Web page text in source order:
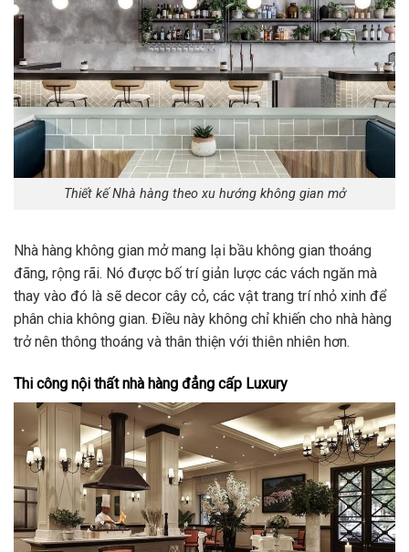
Thiết kế Nhà hàng theo xu hướng không gian mở
Nhà hàng không gian mở mang lại bầu không gian thoáng
đãng, rộng rãi. Nó được bố trí giản lược các vách ngăn mà
thay vào đó là sẽ decor cây cỏ, các vật trang trí nhỏ xinh để
phân chia không gian. Điều này không chỉ khiến cho nhà hàng
trở nên thông thoáng và thân thiện với thiên nhiên hơn.
Thi công nội thất nhà hàng đẳng cấp Luxury